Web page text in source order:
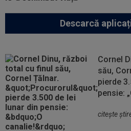
Descarcă
Cornel
său,
pierde
pensie:
citeşte